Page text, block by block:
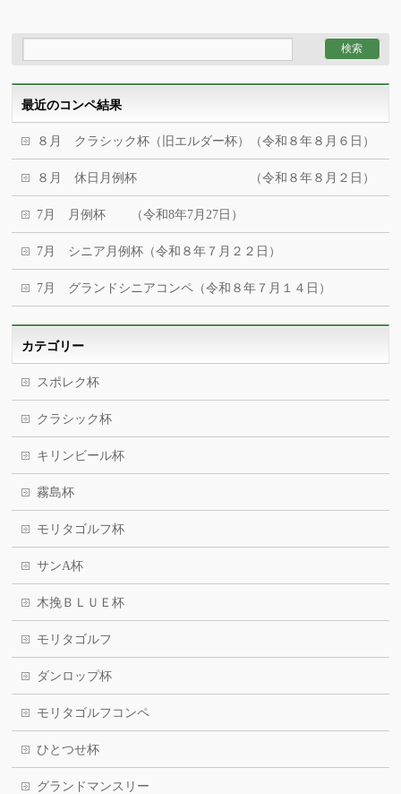
最近のコンペ結果
８月 クラシック杯（旧エルダー杯）（令和８年８月６日）
８月 休日月例杯 （令和８年８月２日）
7月 月例杯 （令和8年7月27日）
7月 シニア月例杯（令和８年７月２２日）
7月 グランドシニアコンペ（令和８年７月１４日）
カテゴリー
スポレク杯
クラシック杯
キリンビール杯
霧島杯
モリタゴルフ杯
サンA杯
木挽ＢＬＵＥ杯
モリタゴルフ
ダンロップ杯
モリタゴルフコンペ
ひとつせ杯
グランドマンスリー